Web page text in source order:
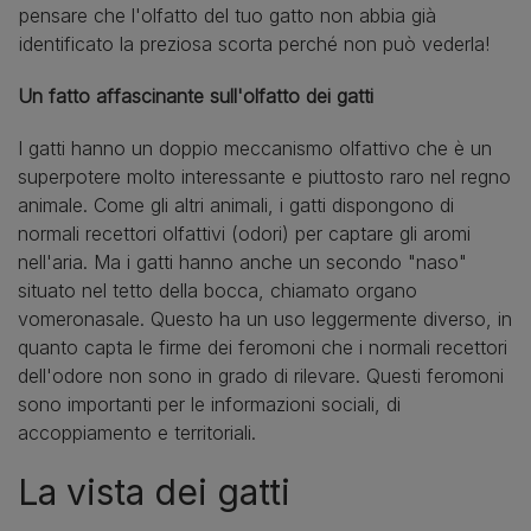
pensare che l'olfatto del tuo gatto non abbia già
identificato la preziosa scorta perché non può vederla!
Un fatto affascinante sull'olfatto dei gatti
I gatti hanno un doppio meccanismo olfattivo che è un
superpotere molto interessante e piuttosto raro nel regno
animale. Come gli altri animali, i gatti dispongono di
normali recettori olfattivi (odori) per captare gli aromi
nell'aria. Ma i gatti hanno anche un secondo "naso"
situato nel tetto della bocca, chiamato organo
vomeronasale. Questo ha un uso leggermente diverso, in
quanto capta le firme dei feromoni che i normali recettori
dell'odore non sono in grado di rilevare. Questi feromoni
sono importanti per le informazioni sociali, di
accoppiamento e territoriali.
La vista dei gatti